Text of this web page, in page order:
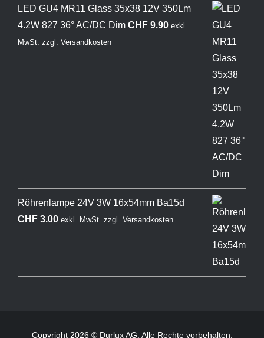
LED GU4 MR11 Glass 35x38 12V 350Lm
4.2W 827 36° AC/DC Dim CHF9.90 exkl.
MwSt. zzgl. Versandkosten
Röhrenlampe 24V 3W 16x54mm Ba15d
CHF3.00 exkl. MwSt. zzgl. Versandkosten
Copyright 2026 © Durlux AG. Alle Rechte vorbehalten.